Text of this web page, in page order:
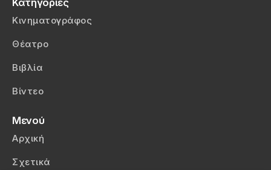
Κατηγορίες
Κινηματογράφος
Θέατρο
Βιβλία
Βίντεο
Μενού
Αρχική
Σχετικά